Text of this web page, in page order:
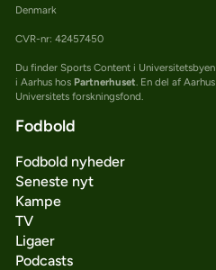
Denmark
CVR-nr: 42457450
Du finder Sports Content i Universitetsbyen
i Aarhus hos Partnerhuset. En del af Aarhus
Universitets forskningsfond.
Fodbold
Fodbold nyheder
Seneste nyt
Kampe
TV
Ligaer
Podcasts